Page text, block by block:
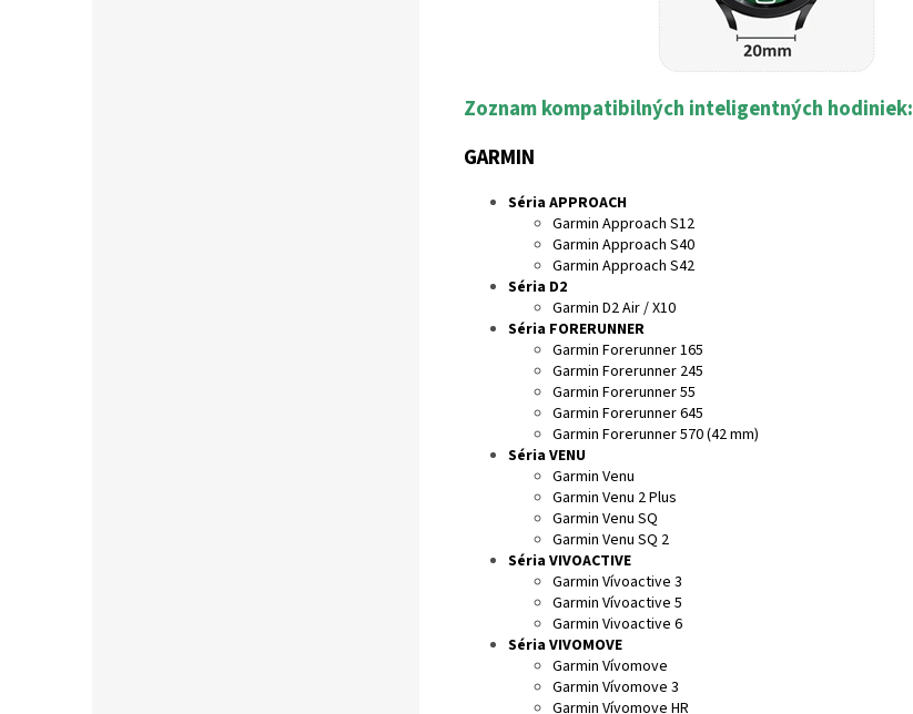
Zoznam kompatibilných inteligentných hodiniek:
GARMIN
Séria APPROACH
Garmin Approach S12
Garmin Approach S40
Garmin Approach S42
Séria D2
Garmin D2 Air / X10
Séria FORERUNNER
Garmin Forerunner 165
Garmin Forerunner 245
Garmin Forerunner 55
Garmin Forerunner 645
Garmin Forerunner 570 (42 mm)
Séria VENU
Garmin Venu
Garmin Venu 2 Plus
Garmin Venu SQ
Garmin Venu SQ 2
Séria VIVOACTIVE
Garmin Vívoactive 3
Garmin Vívoactive 5
Garmin Vivoactive 6
Séria VIVOMOVE
Garmin Vívomove
Garmin Vívomove 3
Garmin Vívomove HR